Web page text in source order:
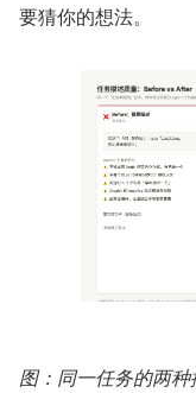
要猜你的想法。
图：同一任务的两